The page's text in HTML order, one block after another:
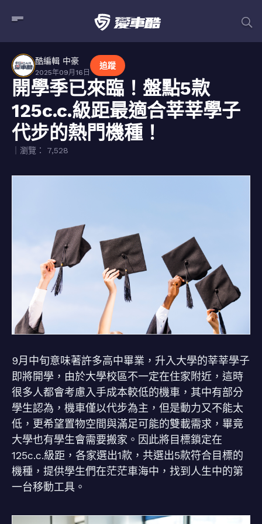
酷編輯 中豪
2025年09月16日
追蹤
開學季已來臨！盤點5款
125c.c.級距最適合莘莘學子
代步的熱門機種！
｜瀏覽： 7,528
9月中旬意味著許多高中畢業，升入大學的莘莘學子
即將開學，由於大學校區不一定在住家附近，這時
很多人都會考慮入手成本較低的機車，其中有部分
學生認為，機車僅以代步為主，但是動力又不能太
低，更希望置物空間與滿足可能的雙載需求，畢竟
大學也有學生會需要搬家。因此將目標鎖定在
125c.c.級距，各家選出1款，共選出5款符合目標的
機種，提供學生們在茫茫車海中，找到人生中的第
一台移動工具。